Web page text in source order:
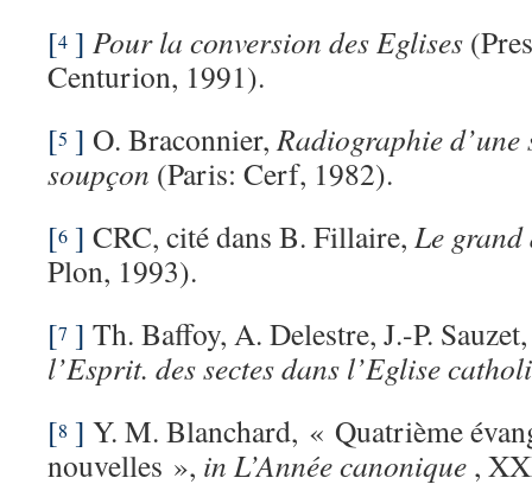
[4 ] Pour la conversion des Eglises
Centurion, 1991).
[5 ] O. Braconnier,Radiographie d’une
soupçon (Paris: Cerf, 1982).
[6 ] CRC, cité dans B. Fillaire, Le grand
Plon, 1993).
[7 ] Th. Baffoy, A. Delestre, J.-P.
l’Esprit. des sectes dans l’Eglise
[8 ] Y. M. Blanchard, « Quatrième
nouvelles », in L’Année canonique ,